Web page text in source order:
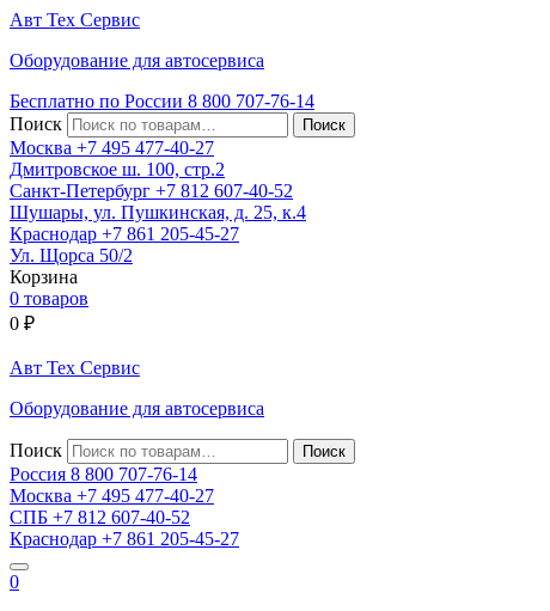
Авт Тех Сервис
Оборудование для автосервиса
Бесплатно по России 8 800 707-76-14
Поиск
Москва +7 495 477-40-27
Дмитровское ш. 100, стр.2
Санкт-Петербург +7 812 607-40-52
Шушары, ул. Пушкинская, д. 25, к.4
Краснодар +7 861 205-45-27
Ул. Щорса 50/2
Корзина
0 товаров
0 ₽
Авт Тех Сервис
Оборудование для автосервиса
Поиск
Россия 8 800 707-76-14
Москва +7 495 477-40-27
СПБ +7 812 607-40-52
Краснодар +7 861 205-45-27
0